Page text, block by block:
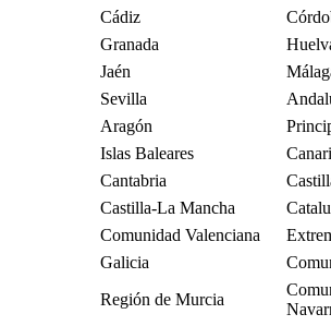
Cádiz
Granada
Jaén
Sevilla
Aragón
Islas Baleares
Cantabria
Castilla-La Mancha
Comunidad Valenciana
Galicia
Región de Murcia